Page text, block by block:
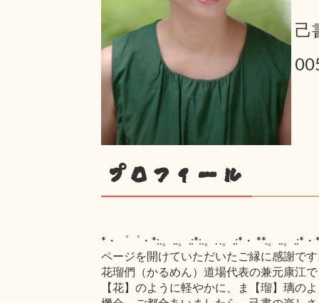
己
プロフィール
*・゜゜・*:.。..。.:*:.。. .。.:*・ **.。..。.:*・
ページを開けていただいたご縁に感謝で
花瑠們（かるめん）道場代表の兼元康江
【花】のように軽やかに、ま【瑠】璃の